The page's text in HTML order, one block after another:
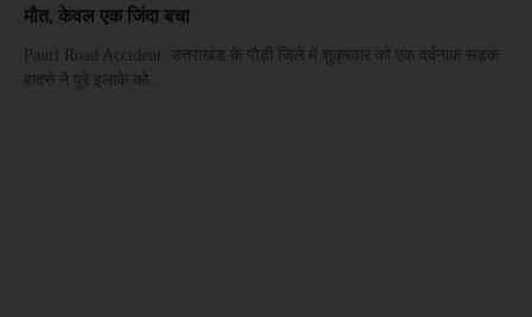
मौत, केवल एक जिंदा बचा
Pauri Road Accident :उत्तराखंड के पौड़ी जिले में शुक्रवार को एक दर्दनाक सड़क
हादसे ने पूरे इलाके को...